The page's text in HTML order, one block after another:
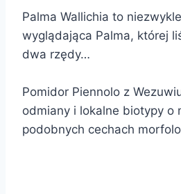
Palma Wallichia to
wyglądająca Palma, której
dwa rzędy…
Pomidor Piennolo z
odmiany i lokalne biotypy o
podobnych cechach